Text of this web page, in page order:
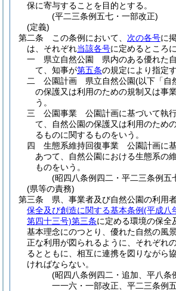
保に寄与することを目的とする。
(平二三条例五七・一部改正)
(定義)
第二条
この条例において、 次の各号に
は、それぞれ当該各号に定めるところに
一
県立自然公園 県内のある優れた
て、知事が第五条の規定により指定
二
公園計画 県立自然公園(以下「自
の保護又は利用のための規制又は事
う。
三
公園事業 公園計画に基づいて執
て、自然公園の保護又は利用のため
るものに関するものをいう。
四
生態系維持回復事業 公園計画に
あつて、自然公園における生態系の
ものをいう。
(昭四八条例四二・平二三条例五
(県等の責務)
第三条
県、事業者及び自然公園の利用者
保全及び創造に関する基本条例(平成八
第四十三号)第三条に定める環境の保全
基本理念にのつとり、優れた自然の風
正な利用が図られるように、それぞれ
るとともに、相互に連携を図りながら
ければならない。
(昭四八条例四二・追加、平八条
一一六・一部改正、平二三条例